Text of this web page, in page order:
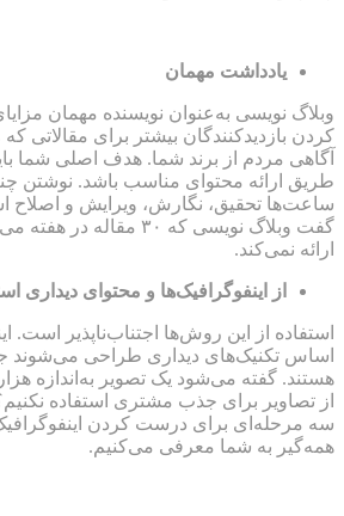
یادداشت مهمان
وبلاگ نویسی به‌عنوان نویسنده مهمان
کردن بازدیدکنندگان بیشتر برای مقالاتی
آگاهی مردم از برند شما. هدف اصلی شما
طریق ارائه محتوای مناسب باشد. نوشتن
ساعت‌ها تحقیق، نگارش، ویرایش و اصلاح
گفت وبلاگ نویسی که ۳۰
ارائه نمی‌کند.
از اینفوگرافیک‌ها و محتوای دیداری
استفاده از این روش‌ها اجتناب‌ناپذیر است.
اساس تکنیک‌های دیداری طراحی می‌شوند
هستند. گفته می‌شود یک تصویر به‌اندازه
از تصاویر برای جذب مشتری استفاده
سه مرحله‌ای برای درست کردن
همه‌گیر به شما معرفی می‌کنیم.